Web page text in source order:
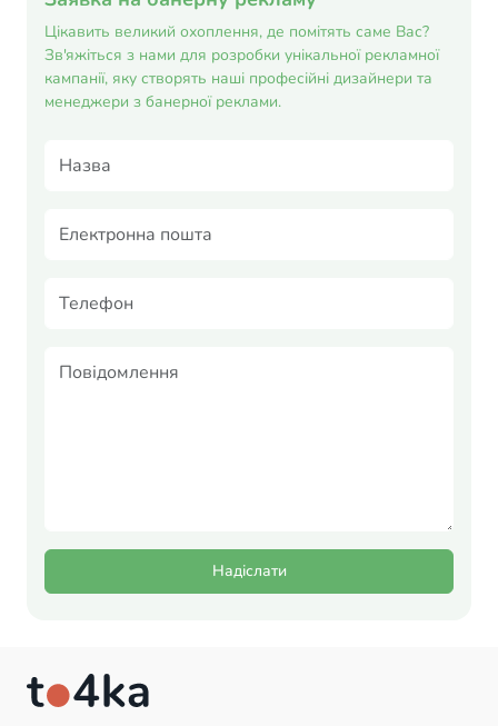
Цікавить великий охоплення, де помітять саме Вас?
Зв'яжіться з нами для розробки унікальної рекламної
кампанії, яку створять наші професійні дизайнери та
менеджери з банерної реклами.
Надіслати